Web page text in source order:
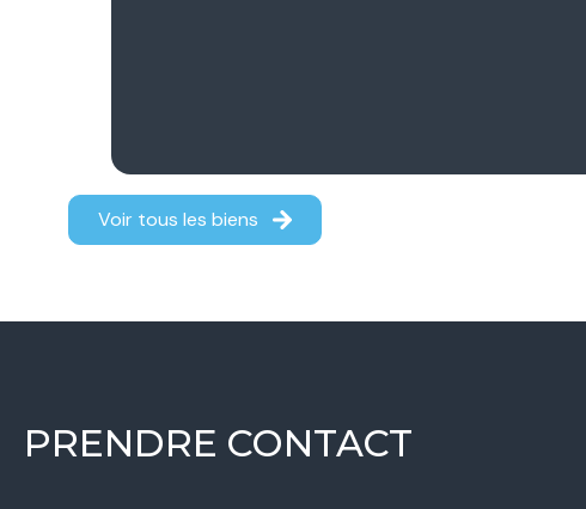
Voir tous les biens
PRENDRE CONTACT